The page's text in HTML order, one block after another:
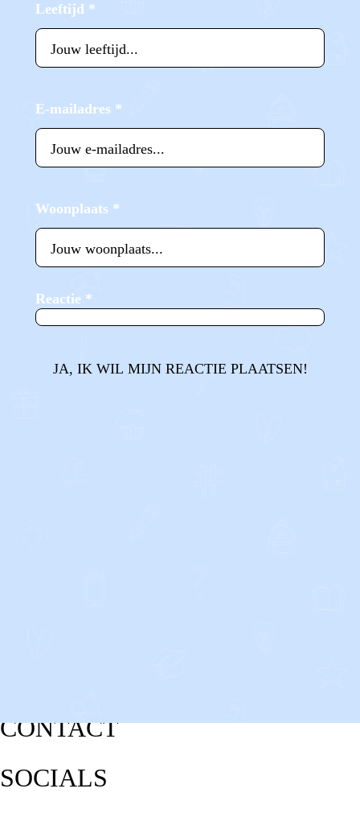
Leeftijd *
E-mailadres *
Woonplaats *
Reactie *
JA, IK WIL MIJN REACTIE PLAATSEN!
CONTACT
SOCIALS